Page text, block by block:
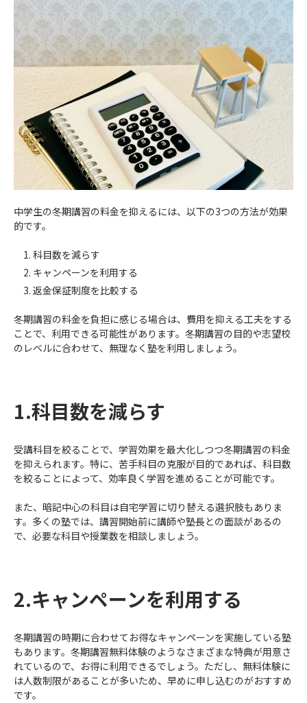
中学生の冬期講習の料金を抑えるには、以下の3つの方法が効果
的です。
科目数を減らす
キャンペーンを利用する
返金保証制度を比較する
冬期講習の料金を負担に感じる場合は、費用を抑える工夫をする
ことで、利用できる可能性があります。冬期講習の目的や志望校
のレベルに合わせて、無理なく塾を利用しましょう。
1.科目数を減らす
受講科目を絞ることで、学習効果を最大化しつつ冬期講習の料金
を抑えられます。特に、苦手科目の克服が目的であれば、科目数
を絞ることによって、効率良く学習を進めることが可能です。
また、暗記中心の科目は自宅学習に切り替える選択肢もありま
す。多くの塾では、講習開始前に講師や塾長との面談があるの
で、必要な科目や授業数を相談しましょう。
2.キャンペーンを利用する
冬期講習の時期に合わせてお得なキャンペーンを実施している塾
もあります。冬期講習無料体験のようなさまざまな特典が用意さ
れているので、お得に利用できるでしょう。ただし、無料体験に
は人数制限があることが多いため、早めに申し込むのがおすすめ
です。